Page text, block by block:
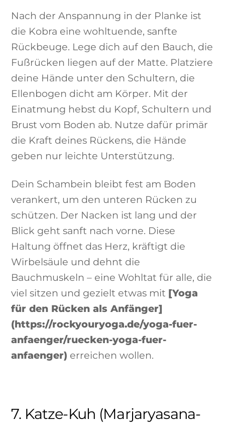
Nach der Anspannung in der Planke ist
die Kobra eine wohltuende, sanfte
Rückbeuge. Lege dich auf den Bauch, die
Fußrücken liegen auf der Matte. Platziere
deine Hände unter den Schultern, die
Ellenbogen dicht am Körper. Mit der
Einatmung hebst du Kopf, Schultern und
Brust vom Boden ab. Nutze dafür primär
die Kraft deines Rückens, die Hände
geben nur leichte Unterstützung.
Dein Schambein bleibt fest am Boden
verankert, um den unteren Rücken zu
schützen. Der Nacken ist lang und der
Blick geht sanft nach vorne. Diese
Haltung öffnet das Herz, kräftigt die
Wirbelsäule und dehnt die
Bauchmuskeln – eine Wohltat für alle, die
viel sitzen und gezielt etwas mit [Yoga
für den Rücken als Anfänger]
(https://rockyouryoga.de/yoga-fuer-
anfaenger/ruecken-yoga-fuer-
anfaenger) erreichen wollen.
7. Katze-Kuh (Marjaryasana-